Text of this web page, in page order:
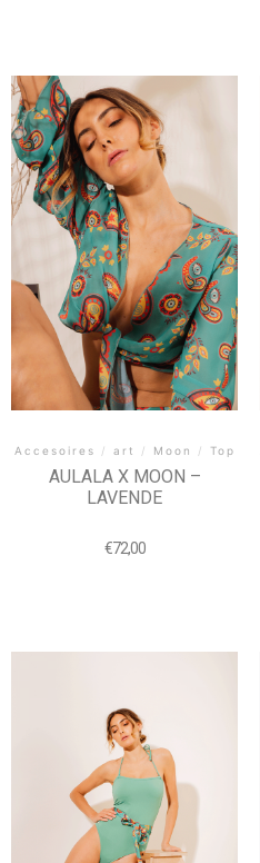
Accesoires / art / Moon / Top
AULALA X MOON –
LAVENDE
€72,00